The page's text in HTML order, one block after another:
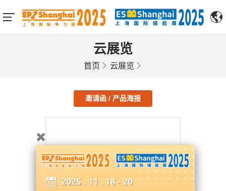
云展览
首页 云展览
邀请函 / 产品海报